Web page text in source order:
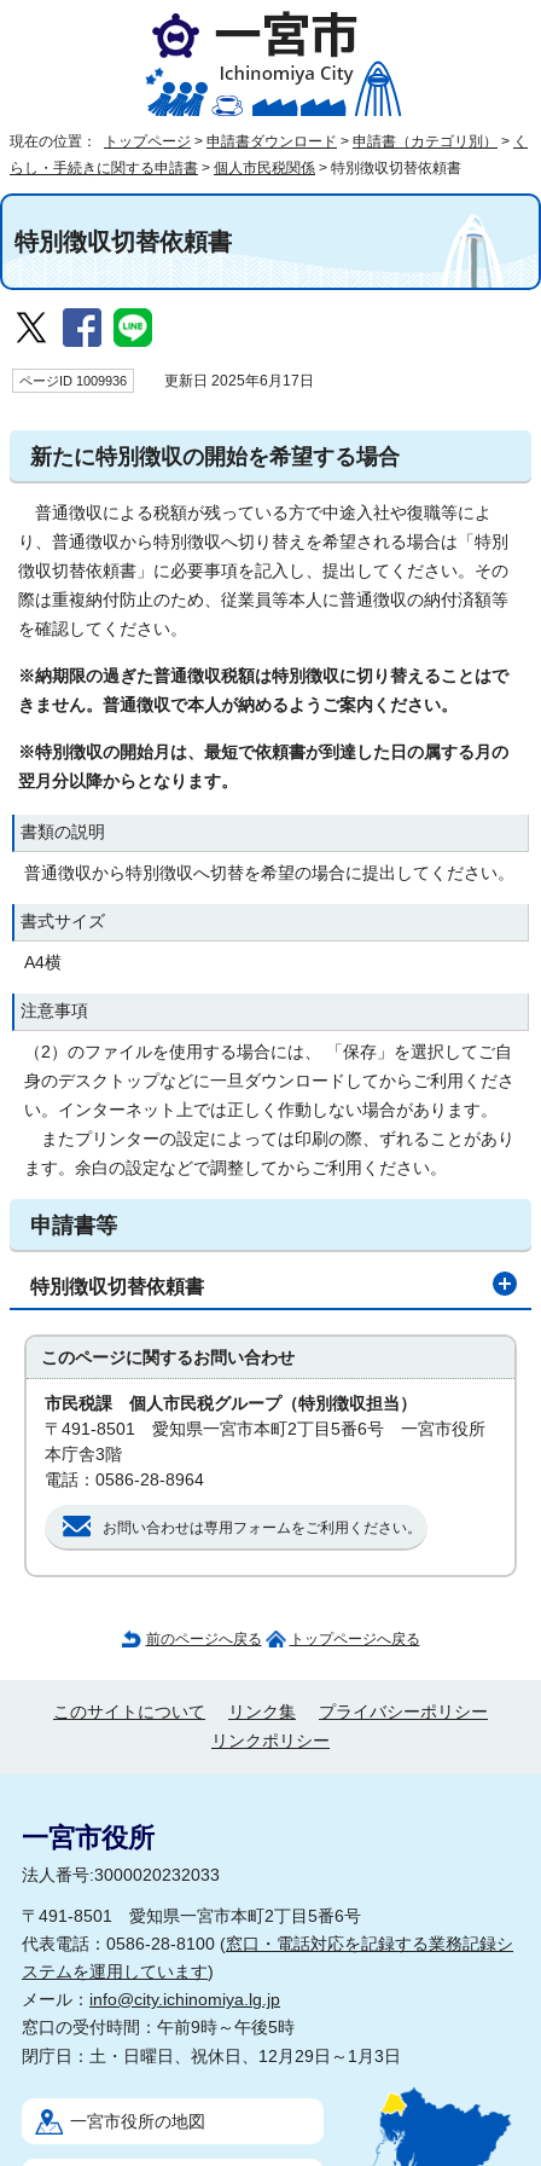
現在の位置： トップページ > 申請書ダウンロード > 申請書（カテゴリ別） > く
らし・手続きに関する申請書 > 個人市民税関係 > 特別徴収切替依頼書
特別徴収切替依頼書
ページID 1009936 更新日 2025年6月17日
新たに特別徴収の開始を希望する場合
普通徴収による税額が残っている方で中途入社や復職等によ
り、普通徴収から特別徴収へ切り替えを希望される場合は「特別
徴収切替依頼書」に必要事項を記入し、提出してください。その
際は重複納付防止のため、従業員等本人に普通徴収の納付済額等
を確認してください。
※納期限の過ぎた普通徴収税額は特別徴収に切り替えることはで
きません。普通徴収で本人が納めるようご案内ください。
※特別徴収の開始月は、最短で依頼書が到達した日の属する月の
翌月分以降からとなります。
書類の説明
普通徴収から特別徴収へ切替を希望の場合に提出してください。
書式サイズ
A4横
注意事項
（2）のファイルを使用する場合には、 「保存」を選択してご自
身のデスクトップなどに一旦ダウンロードしてからご利用くださ
い。インターネット上では正しく作動しない場合があります。
またプリンターの設定によっては印刷の際、ずれることがあり
ます。余白の設定などで調整してからご利用ください。
申請書等
特別徴収切替依頼書
このページに関するお問い合わせ
市民税課 個人市民税グループ（特別徴収担当）
〒491-8501 愛知県一宮市本町2丁目5番6号 一宮市役所
本庁舎3階
電話：0586-28-8964
お問い合わせは専用フォームをご利用ください。
前のページへ戻る トップページへ戻る
このサイトについて リンク集
プライバシーポリシー
リンクポリシー
一宮市役所
法人番号:3000020232033
〒491-8501 愛知県一宮市本町2丁目5番6号
代表電話：0586-28-8100 (窓口・電話対応を記録する業務記録シ
ステムを運用しています)
メール： info@city.ichinomiya.lg.jp
窓口の受付時間：午前9時～午後5時
閉庁日：土・日曜日、祝休日、12月29日～1月3日
一宮市役所の地図